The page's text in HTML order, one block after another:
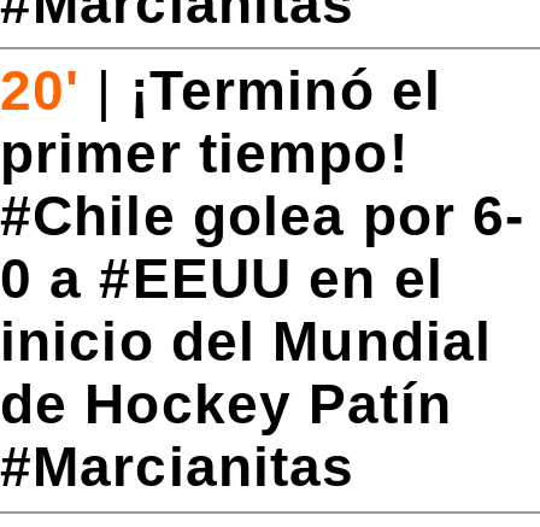
20' | ¡Terminó el
primer tiempo!
#Chile golea por 6-
0 a #EEUU en el
inicio del Mundial
de Hockey Patín
#Marcianitas